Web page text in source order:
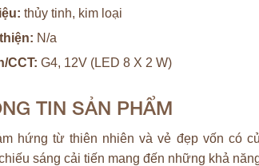
thủy tinh, kim loại
N/a
CCT: G4, 12V (LED 8 X 2 W)
TIN SẢN PHẨM
hứng từ thiên nhiên và vẻ đẹp vốn có
sáng cải tiến mang đến những khả